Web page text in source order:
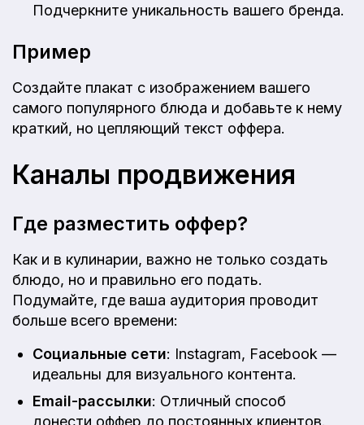
Подчеркните уникальность вашего бренда.
Пример
Создайте плакат с изображением вашего
самого популярного блюда и добавьте к нему
краткий, но цепляющий текст оффера.
Каналы продвижения
Где разместить оффер?
Как и в кулинарии, важно не только создать
блюдо, но и правильно его подать.
Подумайте, где ваша аудитория проводит
больше всего времени:
Социальные сети: Instagram, Facebook —
идеальны для визуального контента.
Email-рассылки: Отличный способ
донести оффер до постоянных клиентов.